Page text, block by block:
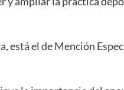
está el de Mención